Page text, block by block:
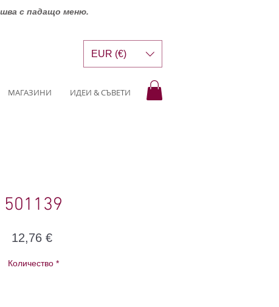
с падащо меню.
МАГАЗИНИ ИДЕИ & СЪВЕТИ
EUR (€)
501139
12,76 €Цена
Количество *